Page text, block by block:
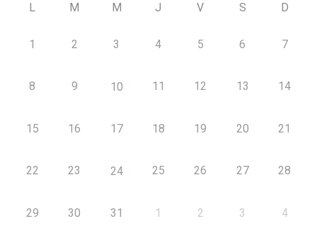
L M M J V S D
1 2 3 4 5 6 7
8 9 10 11 12 13 14
15 16 17 18 19 20 21
22 23 24 25 26 27 28
29 30 31 1 2 3 4